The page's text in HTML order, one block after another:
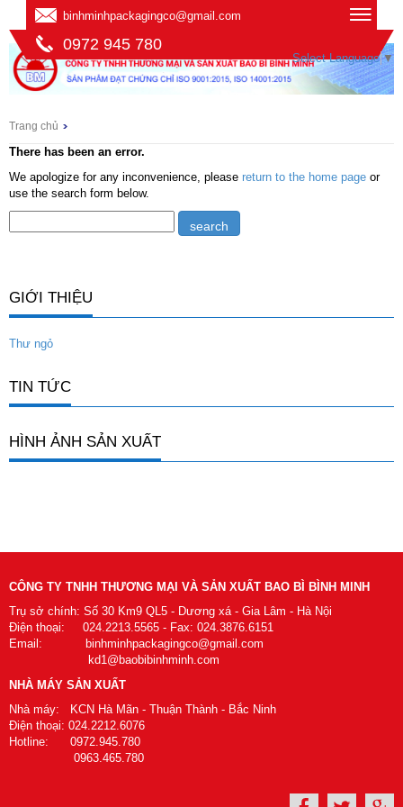
binhminhpackagingco@gmail.com
0972 945 780
Select Language ▼
Trang chủ
There has been an error.
We apologize for any inconvenience, please return to the home page or
use the search form below.
GIỚI THIỆU
Thư ngỏ
TIN TỨC
HÌNH ẢNH SẢN XUẤT
CÔNG TY TNHH THƯƠNG MẠI VÀ SẢN XUẤT BAO BÌ BÌNH MINH
Trụ sở chính: Số 30 Km9 QL5 - Dương xá - Gia Lâm - Hà Nội
Điện thoại: 024.2213.5565 - Fax: 024.3876.6151
Email: binhminhpackagingco@gmail.com
kd1@baobibinhminh.com
NHÀ MÁY SẢN XUẤT
Nhà máy: KCN Hà Mãn - Thuận Thành - Bắc Ninh
Điện thoại: 024.2212.6076
Hotline: 0972.945.780
0963.465.780